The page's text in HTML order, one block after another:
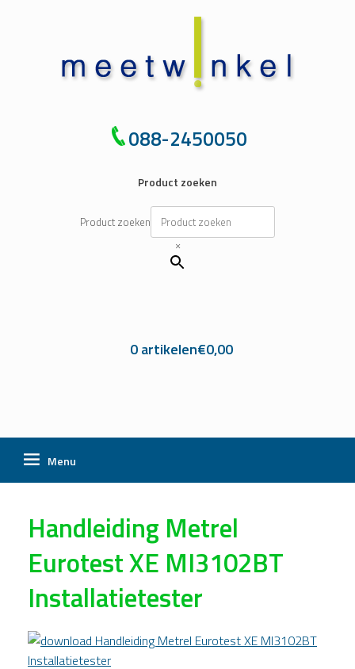
088-2450050
Product zoeken
Product zoeken
×
0 artikelen€0,00
Menu
Handleiding Metrel
Eurotest XE MI3102BT
Installatietester